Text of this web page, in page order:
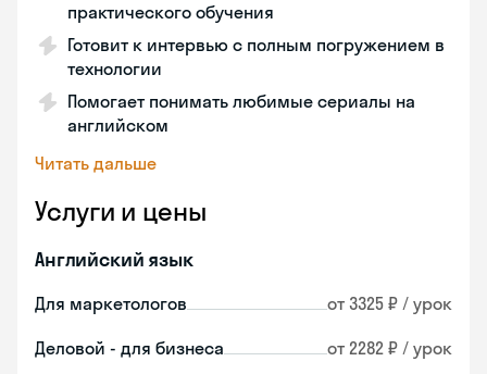
практического обучения
Готовит к интервью с полным погружением в
технологии
Помогает понимать любимые сериалы на
английском
Читать дальше
Услуги и цены
Английский язык
Для маркетологов от 3325 ₽ / урок
Деловой - для бизнеса от 2282 ₽ / урок